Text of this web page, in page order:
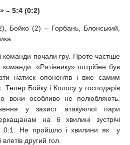
– 5:4 (0:2)
Бойко (2) – Горбань, Блонський,
команди почали гру. Проте частіше
команди. «Рятівнику» потрібен був
натиск опонентів і вже самим
Тепер Бойку і Колосу у господарів
вони особливо не полюбляють.
у захист атакуючої пари
на 6 хвилині зустрічі
– 0:1. Не пройшло і хвилини як у
влетів другий гол.